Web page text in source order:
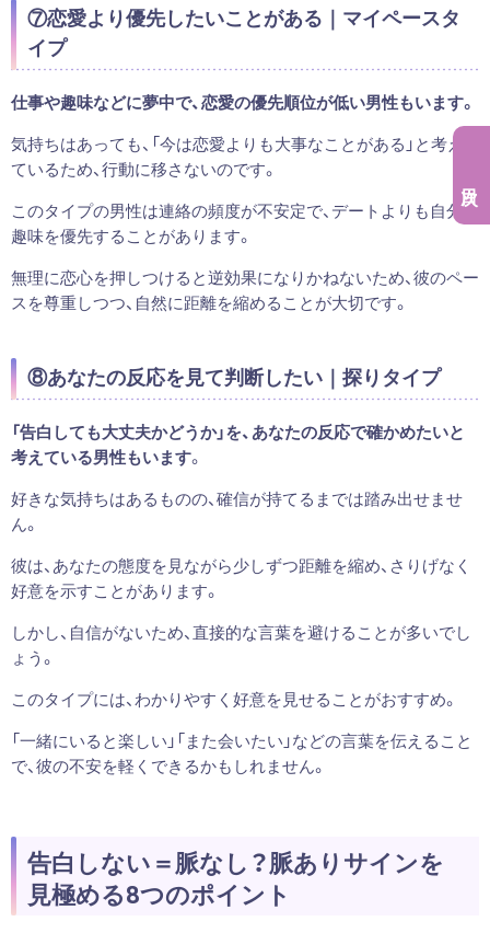
⑦恋愛より優先したいことがある｜マイペースタ
イプ
仕事や趣味などに夢中で、恋愛の優先順位が低い男性もいます。
気持ちはあっても、「今は恋愛よりも大事なことがある」と考え
ているため、行動に移さないのです。
このタイプの男性は連絡の頻度が不安定で、デートよりも自分の
趣味を優先することがあります。
無理に恋心を押しつけると逆効果になりかねないため、彼のペー
スを尊重しつつ、自然に距離を縮めることが大切です。
⑧あなたの反応を見て判断したい｜探りタイプ
「告白しても大丈夫かどうか」を、あなたの反応で確かめたいと
考えている男性もいます。
好きな気持ちはあるものの、確信が持てるまでは踏み出せませ
ん。
彼は、あなたの態度を見ながら少しずつ距離を縮め、さりげなく
好意を示すことがあります。
しかし、自信がないため、直接的な言葉を避けることが多いでし
ょう。
このタイプには、わかりやすく好意を見せることがおすすめ。
「一緒にいると楽しい」「また会いたい」などの言葉を伝えること
で、彼の不安を軽くできるかもしれません。
告白しない＝脈なし？脈ありサインを
見極める8つのポイント